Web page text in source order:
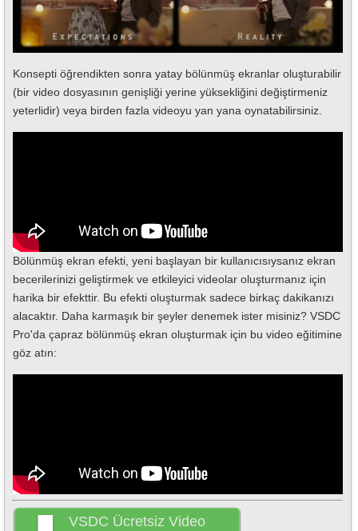
Konsepti öğrendikten sonra yatay bölünmüş ekranlar oluşturabilir
(bir video dosyasının genişliği yerine yüksekliğini değiştirmeniz
yeterlidir) veya birden fazla videoyu yan yana oynatabilirsiniz.
Bölünmüş ekran efekti, yeni başlayan bir kullanıcısıysanız ekran
becerilerinizi geliştirmek ve etkileyici videolar oluşturmanız için
harika bir efekttir. Bu efekti oluşturmak sadece birkaç dakikanızı
alacaktır. Daha karmaşık bir şeyler denemek ister misiniz? VSDC
Pro'da çapraz bölünmüş ekran oluşturmak için bu video eğitimine
göz atın:
VSDC Ücretsiz Video